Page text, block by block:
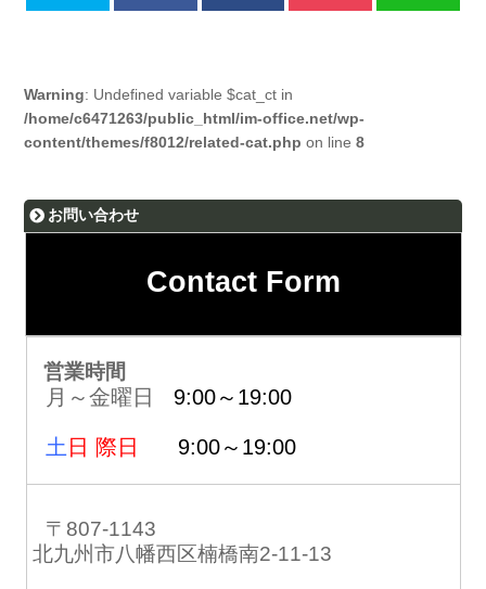
Warning: Undefined variable $cat_ct in
/home/c6471263/public_html/im-office.net/wp-
content/themes/f8012/related-cat.php on line8
お問い合わせ
Contact Form
営業時間
月～金曜日 9:00～19:00
土 日 際日 9:00～19:00
〒807-1143
北九州市八幡西区楠橋南2-11-13